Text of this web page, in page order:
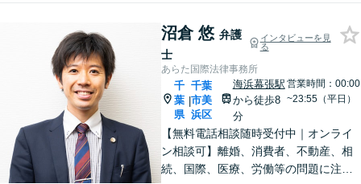
す。元塾講師・お子様
に関するご相談も注力
由な方は、出張相談なども
柔軟に対応します【休日／
夜間面談OK】
沼倉 悠 弁護
士
インタビューを見
る
あらた国際法律事務所
千
葉
県
|
千葉
市美
浜区
海浜幕張駅
から徒歩8
分
営業時間：00:00
~23:55（平日）
【無料電話相談随時受付中｜オンライ
ン相談可】離婚、消費者、不動産、相
続、国際、医療、労働等の問題に注力